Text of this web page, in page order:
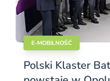
E-MOBILNOŚĆ
Polski Klaster